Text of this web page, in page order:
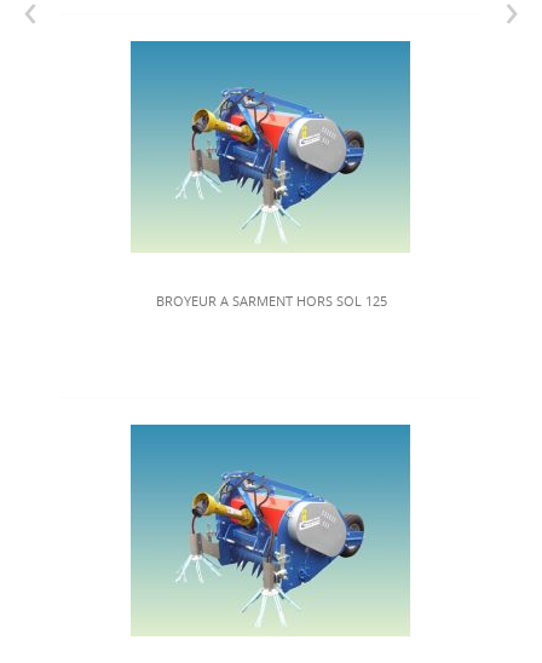
BROYEUR A SARMENT HORS SOL 125